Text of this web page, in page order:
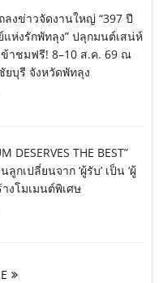
งข่าวจัดงานใหญ่ “397 ปี
ห่งรักพัทลุง” ปลุกมนต์เสน่ห์
ข้าชมฟรี! 8–10 ส.ค. 69 ณ
ยบุรี จังหวัดพัทลุง
DESERVES THE BEST”
กเปลี่ยนจาก ‘ผู้รับ’ เป็น ‘ผู้
งโมเมนต์พิเศษ